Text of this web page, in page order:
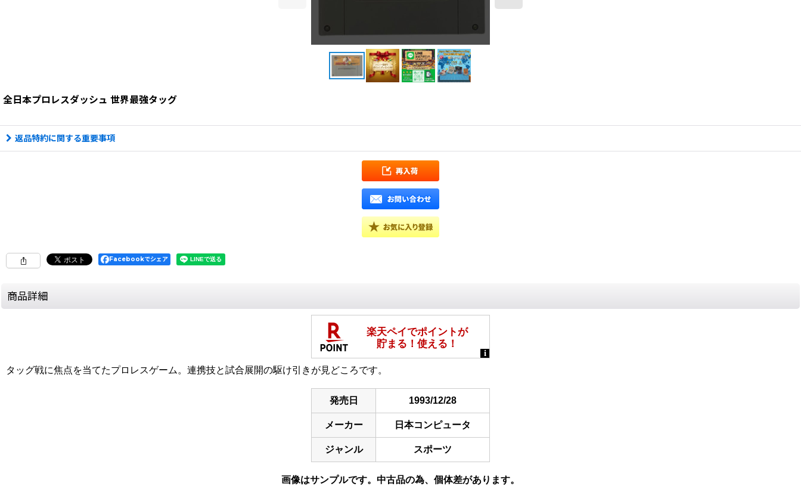
全日本プロレスダッシュ 世界最強タッグ
返品特約に関する重要事項
Facebookでシェア
商品詳細
タッグ戦に焦点を当てたプロレスゲーム。連携技と試合展開の駆け引きが見どころです。
発売日 1993/12/28
メーカー 日本コンピュータ
ジャンル スポーツ
画像はサンプルです。中古品の為、個体差があります。